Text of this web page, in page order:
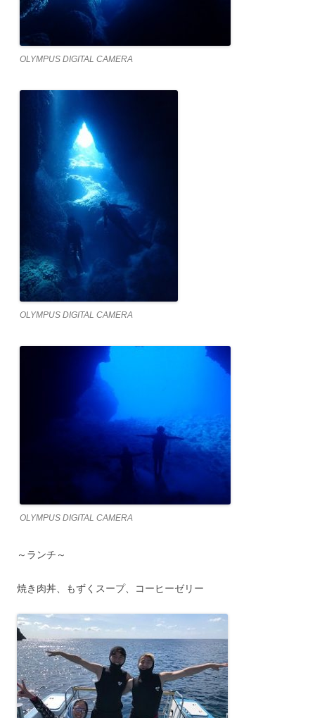
OLYMPUS DIGITAL CAMERA
OLYMPUS DIGITAL CAMERA
OLYMPUS DIGITAL CAMERA
～ランチ～
焼き肉丼、もずくスープ、コーヒーゼリー